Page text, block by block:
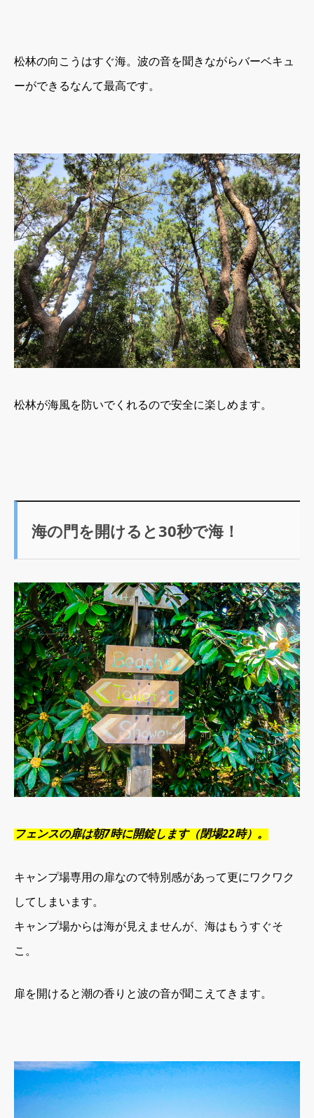
松林の向こうはすぐ海。波の音を聞きながらバーベキュ
ーができるなんて最高です。
松林が海風を防いでくれるので安全に楽しめます。
海の門を開けると30秒で海！
フェンスの扉は朝7時に開錠します（閉場22時）。
キャンプ場専用の扉なので特別感があって更にワクワク
してしまいます。
キャンプ場からは海が見えませんが、海はもうすぐそ
こ。
扉を開けると潮の香りと波の音が聞こえてきます。